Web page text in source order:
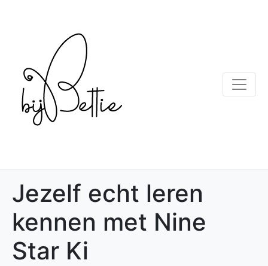
Jezelf echt leren
kennen met Nine
Star Ki